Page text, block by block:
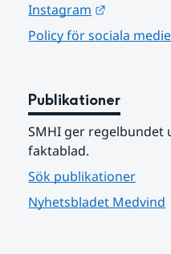
Instagram
Policy för sociala
Publikationer
SMHI ger
faktablad.
Sök publikationer
Nyhetsbladet Medvind